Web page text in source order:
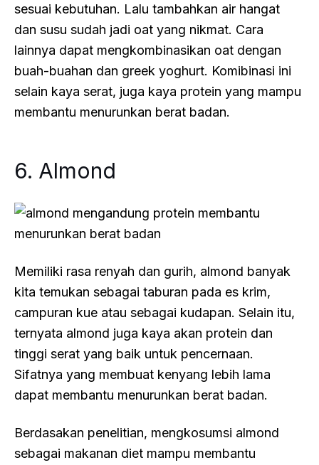
sesuai kebutuhan. Lalu tambahkan air hangat
dan susu sudah jadi oat yang nikmat. Cara
lainnya dapat mengkombinasikan oat dengan
buah-buahan dan greek yoghurt. Komibinasi ini
selain kaya serat, juga kaya protein yang mampu
membantu menurunkan berat badan.
6. Almond
Memiliki rasa renyah dan gurih, almond banyak
kita temukan sebagai taburan pada es krim,
campuran kue atau sebagai kudapan. Selain itu,
ternyata almond juga kaya akan protein dan
tinggi serat yang baik untuk pencernaan.
Sifatnya yang membuat kenyang lebih lama
dapat membantu menurunkan berat badan.
Berdasakan penelitian, mengkosumsi almond
sebagai makanan diet mampu membantu